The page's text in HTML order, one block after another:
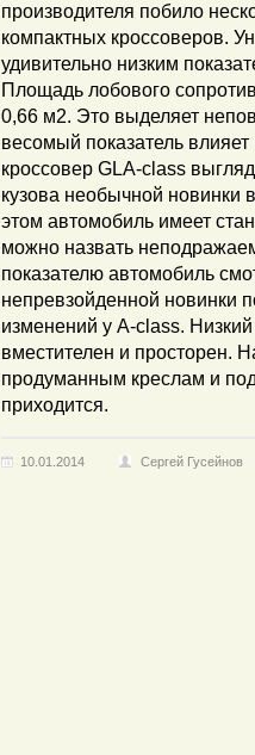
производителя побило
компактных кроссоверов.
удивительно низким
Площадь лобового
0,66 м2. Это выделяет
весомый показатель
кроссовер GLA-class
кузова необычной новинки
этом автомобиль имеет
можно назвать
показателю автомобиль
непревзойденной новинки
изменений у A-class.
вместителен и просторен.
продуманным креслам и
приходится.
10.01.2014 Сергей Гусейнов